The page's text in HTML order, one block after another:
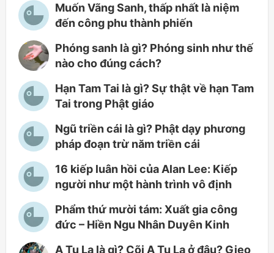
Muốn Vãng Sanh, thấp nhất là niệm
đến công phu thành phiến
Phóng sanh là gì? Phóng sinh như thế
nào cho đúng cách?
Hạn Tam Tai là gì? Sự thật về hạn Tam
Tai trong Phật giáo
Ngũ triền cái là gì? Phật dạy phương
pháp đoạn trừ năm triền cái
16 kiếp luân hồi của Alan Lee: Kiếp
người như một hành trình vô định
Phẩm thứ mười tám: Xuất gia công
đức – Hiền Ngu Nhân Duyên Kinh
A Tu La là gì? Cõi A Tu La ở đâu? Gieo